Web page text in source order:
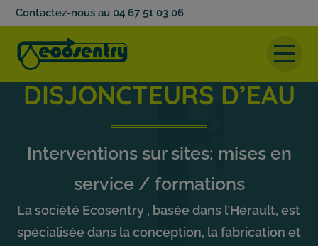
Contactez-nous au 04 67 51 03 06
Accueil
Nos produits
Infos produits
Galerie
Actualités
DISJONCTEURS D’EAU
Interventions sur sites: mises en
service / formations
La société Ecosentry , basée dans l’Hérault, est
spécialisée dans la conception, la fabrication et